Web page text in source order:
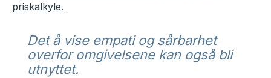
priskalkyle.
Det å vise empati og sårbarhet
overfor omgivelsene kan også bli
utnyttet.